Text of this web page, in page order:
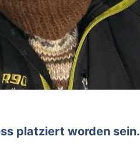
platziert worden sein.